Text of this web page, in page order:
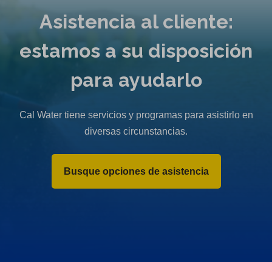
Asistencia al cliente:
estamos a su disposición
para ayudarlo
Cal Water tiene servicios y programas para asistirlo en
diversas circunstancias.
Busque opciones de asistencia